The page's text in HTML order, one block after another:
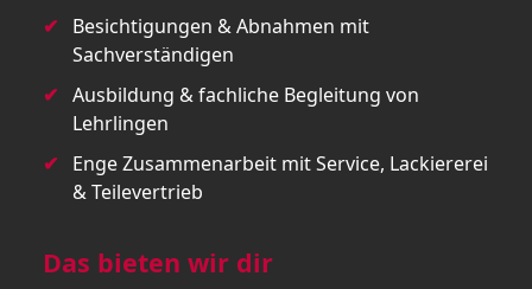
Besichtigungen & Abnahmen mit
Sachverständigen
Ausbildung & fachliche Begleitung von
Lehrlingen
Enge Zusammenarbeit mit Service, Lackiererei
& Teilevertrieb
Das bieten wir dir